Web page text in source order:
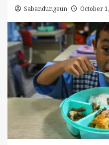
Sabandungeun October